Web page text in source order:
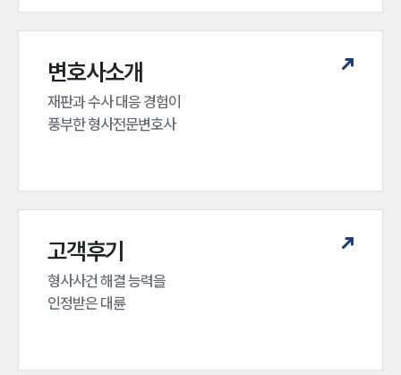
변호사소개
재판과 수사 대응 경험이
풍부한 형사전문변호사
고객후기
형사사건 해결 능력을
인정받은 대륜